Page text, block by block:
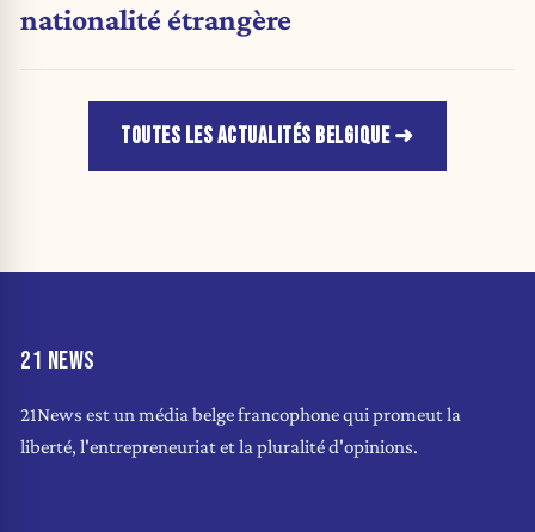
nationalité étrangère
TOUTES LES ACTUALITÉS BELGIQUE
21 NEWS
21News est un média belge francophone qui promeut la
liberté, l'entrepreneuriat et la pluralité d'opinions.